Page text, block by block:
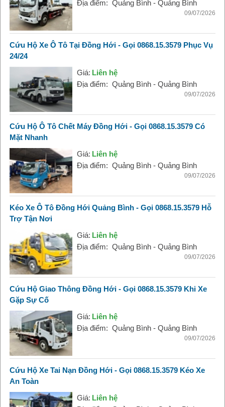
Địa điểm: Quảng Bình - Quảng Bình
09/07/2026
Cứu Hộ Xe Ô Tô Tại Đồng Hới - Gọi 0868.15.3579 Phục Vụ
24/24
Giá: Liên hệ
Địa điểm: Quảng Bình - Quảng Bình
09/07/2026
Cứu Hộ Ô Tô Chết Máy Đồng Hới - Gọi 0868.15.3579 Có
Mặt Nhanh
Giá: Liên hệ
Địa điểm: Quảng Bình - Quảng Bình
09/07/2026
Kéo Xe Ô Tô Đồng Hới Quảng Bình - Gọi 0868.15.3579 Hỗ
Trợ Tận Nơi
Giá: Liên hệ
Địa điểm: Quảng Bình - Quảng Bình
09/07/2026
Cứu Hộ Giao Thông Đồng Hới - Gọi 0868.15.3579 Khi Xe
Gặp Sự Cố
Giá: Liên hệ
Địa điểm: Quảng Bình - Quảng Bình
09/07/2026
Cứu Hộ Xe Tai Nạn Đồng Hới - Gọi 0868.15.3579 Kéo Xe
An Toàn
Giá: Liên hệ